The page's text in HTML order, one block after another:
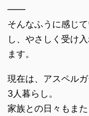
――
そんなふうに感じ
し、やさしく受け
ます。
現在は、アスペル
3人暮らし。
家族との日々もま